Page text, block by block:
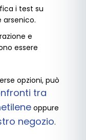
i test su
e
essere
opzioni, può
tra
oppure
negozio.